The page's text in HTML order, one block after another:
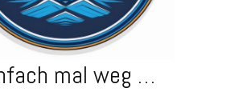
mal weg …